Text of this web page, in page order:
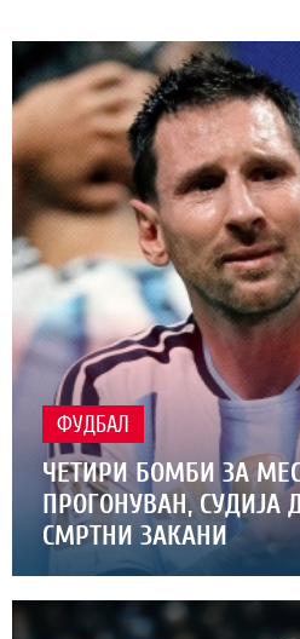
ФУДБАЛ
ЧЕТИРИ БОМБИ ЗА
ПРОГОНУВАН, СУДИЈА
СМРТНИ ЗАКАНИ